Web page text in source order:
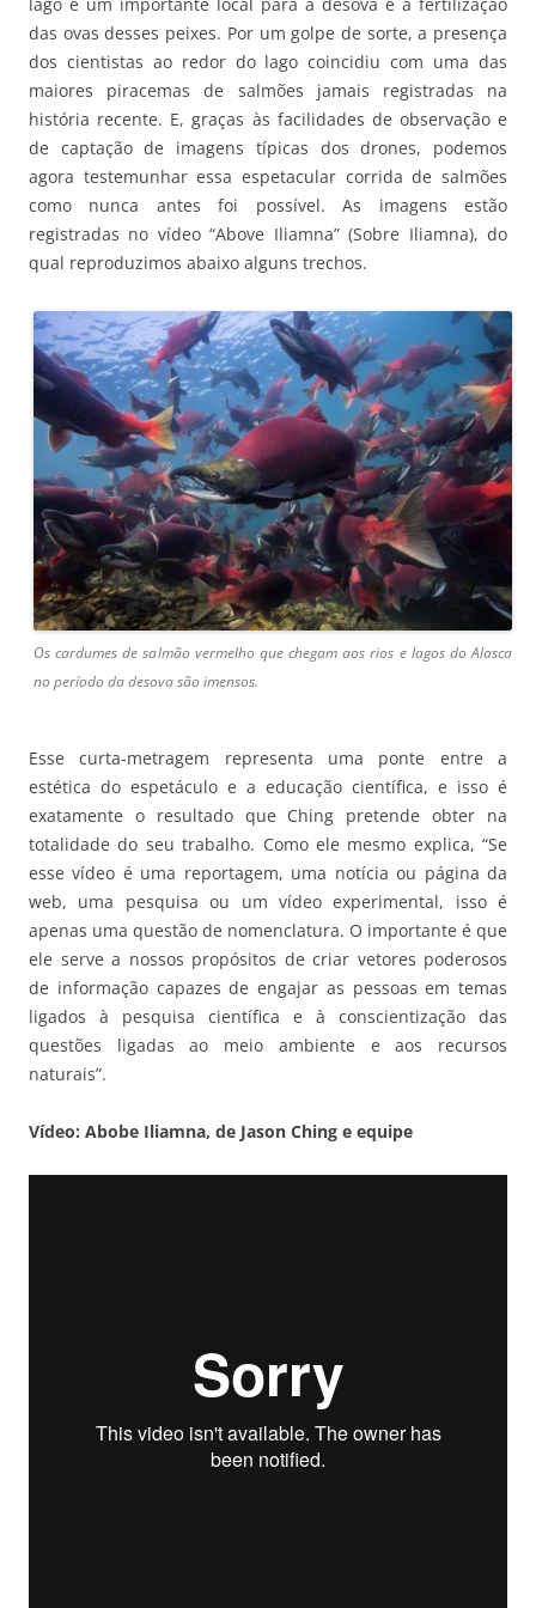
das ovas desses peixes. Por um golpe de sorte, a presença
dos cientistas ao redor do lago coincidiu com uma das
maiores piracemas de salmões jamais registradas na
história recente. E, graças às facilidades de observação e
de captação de imagens típicas dos drones, podemos
agora testemunhar essa espetacular corrida de salmões
como nunca antes foi possível. As imagens estão
registradas no vídeo “Above Iliamna” (Sobre Iliamna), do
qual reproduzimos abaixo alguns trechos.
Os cardumes de salmão vermelho que chegam aos rios e lagos do Alasca
no período da desova são imensos.
Esse curta-metragem representa uma ponte entre a
estética do espetáculo e a educação científica, e isso é
exatamente o resultado que Ching pretende obter na
totalidade do seu trabalho. Como ele mesmo explica, “Se
esse vídeo é uma reportagem, uma notícia ou página da
web, uma pesquisa ou um vídeo experimental, isso é
apenas uma questão de nomenclatura. O importante é que
ele serve a nossos propósitos de criar vetores poderosos
de informação capazes de engajar as pessoas em temas
ligados à pesquisa científica e à conscientização das
questões ligadas ao meio ambiente e aos recursos
naturais”.
Vídeo: Abobe Iliamna, de Jason Ching e equipe